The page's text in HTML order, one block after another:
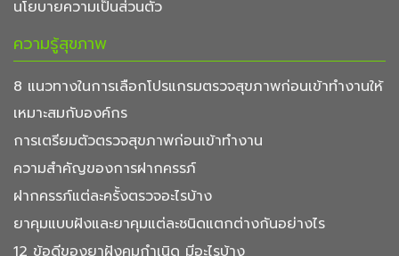
นโยบายความเป็นส่วนตัว
ความรู้สุขภาพ
8 แนวทางในการเลือกโปรแกรมตรวจสุขภาพก่อนเข้าทำงานให้
เหมาะสมกับองค์กร
การเตรียมตัวตรวจสุขภาพก่อนเข้าทำงาน
ความสำคัญของการฝากครรภ์
ฝากครรภ์แต่ละครั้งตรวจอะไรบ้าง
ยาคุมแบบฝังและยาคุมแต่ละชนิดแตกต่างกันอย่างไร